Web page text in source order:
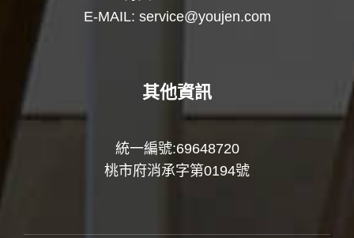
E-MAIL: service@youjen.com
其他資訊
統一編號:69648720
桃市府消承字第0194號